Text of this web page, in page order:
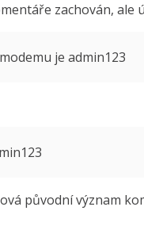
zachován, ale
je admin123
původní význam